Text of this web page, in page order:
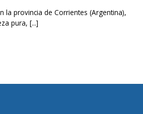
la provincia de Corrientes (Argentina),
pura, [...]